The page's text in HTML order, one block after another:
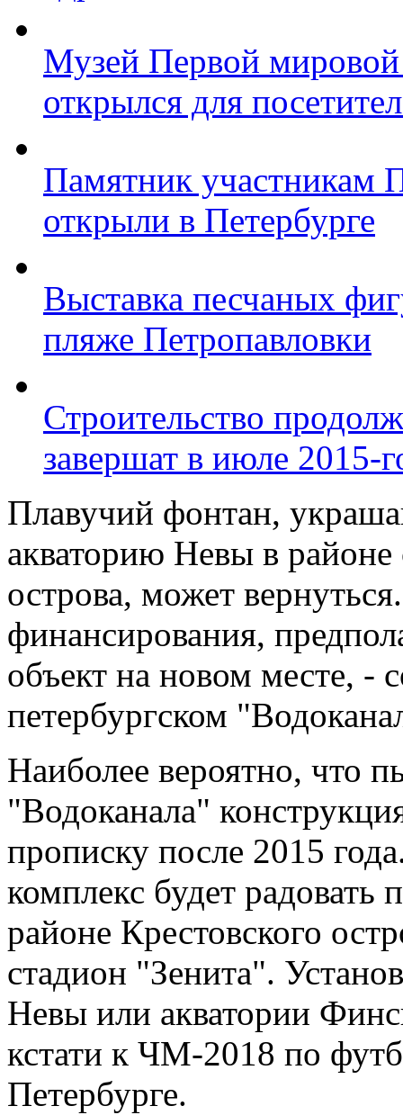
Музей Первой
открылся для
Памятник участникам
открыли в Петербурге
Выставка песчаных
пляже Петропавловки
Строительство
завершат в июле 2015-
Плавучий фонтан,
акваторию Невы в районе
острова, может
финансирования,
объект на новом месте, -
петербургском
Наиболее вероятно, что
"Водоканала"
прописку после 2015
комплекс будет радовать
районе Крестовского
стадион "Зенита".
Невы или акватории
кстати к ЧМ-2018 по
Петербурге.